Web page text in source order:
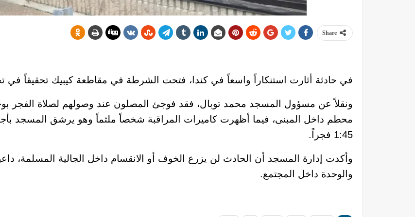
Share
في حادثة أثارت استنكاراً واسعاً في كندا، فتحت الشرطة في مقاطعة كيبيك تحقيقاً
ونقلاً عن مسؤول المسجد محمد توبال، فقد فوجئ المصلون عند وصولهم لصلاة الفجر
محطم داخل المبنى، فيما أظهرت كاميرات المراقبة شخصاً ملثماً وهو يرشق المسجد
1:45 فجراً.
وأكدت إدارة المسجد أن الحادث لن يزرع الخوف أو الانقسام داخل الجالية المسلمة،
والوحدة داخل المجتمع.